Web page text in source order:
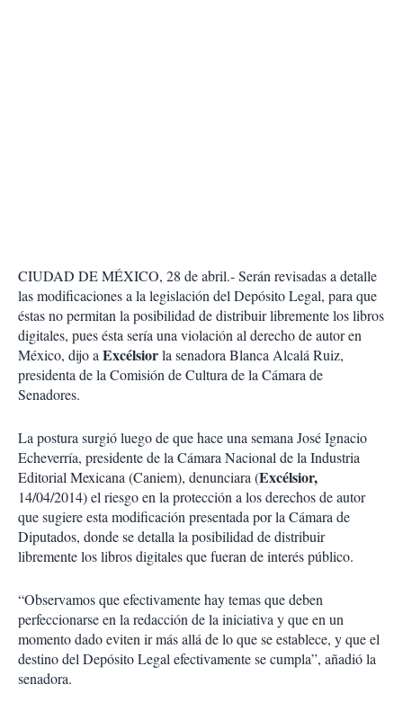
CIUDAD DE MÉXICO, 28 de abril.- Serán revisadas a detalle
las modificaciones a la legislación del Depósito Legal, para que
éstas no permitan la posibilidad de distribuir libremente los libros
digitales, pues ésta sería una violación al derecho de autor en
México, dijo aExcélsiorla senadora Blanca Alcalá Ruiz,
presidenta de la Comisión de Cultura de la Cámara de
Senadores.
La postura surgió luego de que hace una semana José Ignacio
Echeverría, presidente de la Cámara Nacional de la Industria
Editorial Mexicana (Caniem), denunciara (Excélsior,
14/04/2014) el riesgo en la protección a los derechos de autor
que sugiere esta modificación presentada por la Cámara de
Diputados, donde se detalla la posibilidad de distribuir
libremente los libros digitales que fueran de interés público.
“Observamos que efectivamente hay temas que deben
perfeccionarse en la redacción de la iniciativa y que en un
momento dado eviten ir más allá de lo que se establece, y que el
destino del Depósito Legal efectivamente se cumpla”, añadió la
senadora.